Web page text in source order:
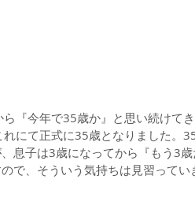
『今年で35歳か』と思い続けて
にて正式に35歳となりました。
息子は3歳になってから『もう3歳
で、そういう気持ちは見習ってい